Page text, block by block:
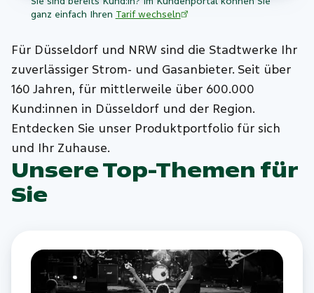
ganz einfach Ihren Tarif wechseln
Für Düsseldorf und NRW sind die Stadtwerke Ihr
zuverlässiger Strom- und Gasanbieter. Seit über
160 Jahren, für mittlerweile über 600.000
Kund:innen in Düsseldorf und der Region.
Entdecken Sie unser Produktportfolio für sich
und Ihr Zuhause.
Unsere Top-Themen für
Sie